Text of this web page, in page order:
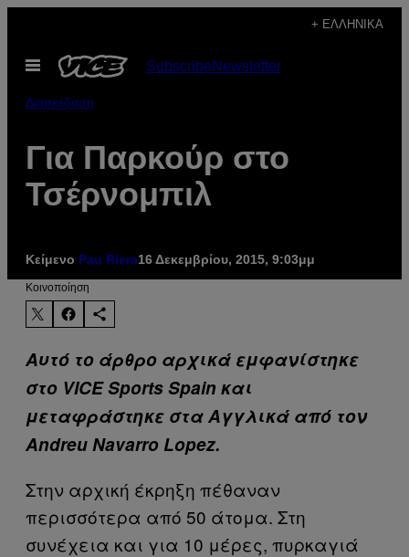
περιεχόμενο
+ ΕΛΛΗΝΙΚΆ
Ανοίξτε
SubscribeNewsletter
Διασκέδαση
Για Παρκούρ στο
Τσέρνομπιλ
Κείμενο Pau Riera16 Δεκεμβρίου, 2015, 9:03μμ
Kοινοποίηση
Αυτό το άρθρο αρχικά εμφανίστηκε
στο VICE Sports Spain και
μεταφράστηκε στα Αγγλικά από τον
Andreu Navarro Lopez.
Στην αρχική έκρηξη πέθαναν
περισσότερα από 50 άτομα. Στη
συνέχεια και για 10 μέρες, πυρκαγιά